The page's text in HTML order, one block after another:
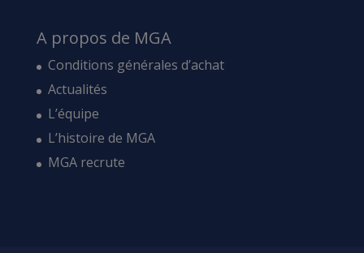
A propos de MGA
Conditions générales d’achat
Actualités
L’équipe
L’histoire de MGA
MGA recrute